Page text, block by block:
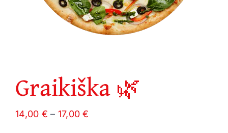
Graikiška 🌿
14,00 € – 17,00€